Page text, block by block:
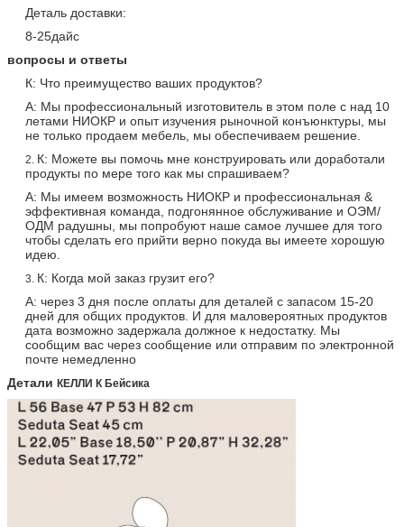
Деталь доставки:
8-25дайс
вопросы и ответы
К: Что преимущество ваших продуктов?
А: Мы профессиональный изготовитель в этом поле с над 10
летами НИОКР и опыт изучения рыночной конъюнктуры, мы
не только продаем мебель, мы обеспечиваем решение.
2. К: Можете вы помочь мне конструировать или доработали
продукты по мере того как мы спрашиваем?
А: Мы имеем возможность НИОКР и профессиональная &
эффективная команда, подгонянное обслуживание и ОЭМ/
ОДМ радушны, мы попробуют наше самое лучшее для того
чтобы сделать его прийти верно покуда вы имеете хорошую
идею.
3. К: Когда мой заказ грузит его?
А: через 3 дня после оплаты для деталей с запасом 15-20
дней для общих продуктов. И для маловероятных продуктов
дата возможно задержала должное к недостатку. Мы
сообщим вас через сообщение или отправим по электронной
почте немедленно
Детали КЕЛЛИ К Бейсика